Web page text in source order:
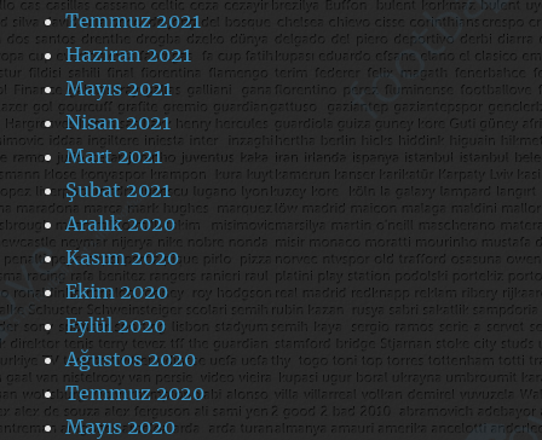
Temmuz 2021
Haziran 2021
Mayıs 2021
Nisan 2021
Mart 2021
Şubat 2021
Aralık 2020
Kasım 2020
Ekim 2020
Eylül 2020
Ağustos 2020
Temmuz 2020
Mayıs 2020